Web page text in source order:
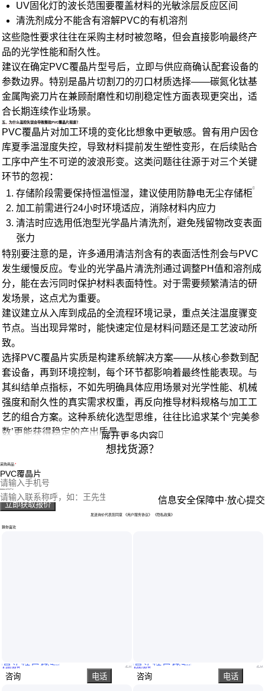
UV固化灯的波长范围要覆盖材料的光敏涂层反应区间
清洗剂成分不能含有溶解PVC的有机溶剂
这些隐性要求往往在采购主材时被忽略，但会直接影响最终产
品的光学性能和耐久性。
建议在确定PVC覆晶片型号后，立即与供应商确认配套设备的
参数边界。特别是晶片切割刀的刃口材质选择——碳氮化钛基
金属陶瓷刀片在兼顾耐磨性和切削稳定性方面表现更突出，适
合长期连续作业场景。
五、为什么温控失误会导致整批PVC覆晶片报废？
PVC覆晶片对加工环境的变化比想象中更敏感。曾有用户因仓
库夏季温湿度失控，导致材料提前发生塑性变形，在后续贴合
工序中产生不可逆的波浪形变。这类问题往往源于对三个关键
环节的忽视：
存储阶段需要保持恒温恒湿，建议使用防静电无尘存储柜
加工前需进行24小时环境适应，消除材料内应力
清洁时应选用低泡型光学晶片清洗剂 ，避免残留物改变表面
张力
特别要注意的是，许多通用清洁剂含有的表面活性剂会与PVC
发生缓慢反应。专业的光学晶片清洗剂通过调整PH值和溶剂成
分，能在去污同时保护材料表面特性。对于需要频繁清洁的研
发场景，这点尤为重要。
建议建立从入库到成品的全流程环境记录，重点关注温度骤变
节点。当出现异常时，能快速定位是材料问题还是工艺波动所
致。
选择PVC覆晶片实质是构建系统解决方案——从核心参数到配
套设备，再到环境控制，每个环节都影响着最终性能表现。与
其纠结单点指标，不如先明确具体应用场景对光学性能、机械
强度和耐久性的真实需求权重，再反向推导材料规格与加工工
艺的组合方案。这种系统化选型思维，往往比追求某个‘完美参
数’更能获得稳定的产出质量。展开更多内容
想找货源？
采购商品
您的电话
您的称呼
立即获取报价 信息安全保障中·放心提交
发送询价代表您同意 《用户服务协议》 《隐私政策》
猜你喜欢
Photonetc 推扫帚高光谱扫描仪 没有色度和非常低的像差
真实性已核验
￥100.00/台 北京
咨询 电话
Ocean Insight 热波长稳定 低杂散光性 近红外光谱仪 SR-4N1000-25
真实性已核验
￥200.00/台 北京
咨询 电话